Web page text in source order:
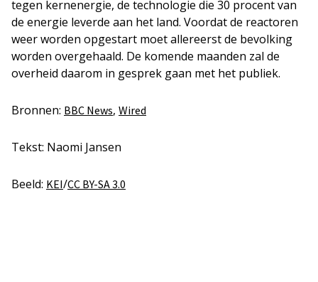
tegen kernenergie, de technologie die 30 procent van
de energie leverde aan het land. Voordat de reactoren
weer worden opgestart moet allereerst de bevolking
worden overgehaald. De komende maanden zal de
overheid daarom in gesprek gaan met het publiek.
Bronnen: BBC News, Wired
Tekst: Naomi Jansen
Beeld: KEI/CC BY-SA 3.0